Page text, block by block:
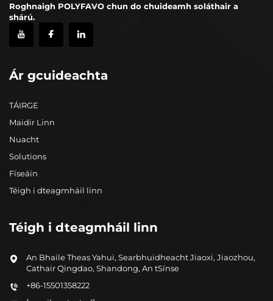
Roghnaigh POLYFAVO chun do chuideamh soláthair a
shárú.
Ár gcuideachta
TÁIRGE
Maidir Linn
Nuacht
Solutions
Físeáin
Téigh i dteagmháil linn
Téigh i dteagmháil linn
An Bhaile Theas Yahui, Searbhuidheacht Jiaoxi, Jiaozhou,
Cathair Qingdao, Shandong, An tSínse
+86-15501358222